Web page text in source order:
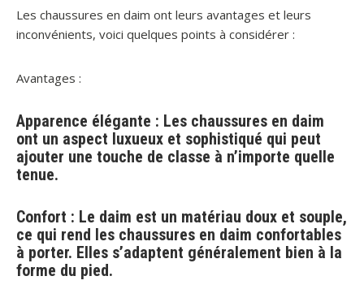
Les chaussures en daim ont leurs avantages et leurs
inconvénients, voici quelques points à considérer :
Avantages :
Apparence élégante : Les chaussures en daim
ont un aspect luxueux et sophistiqué qui peut
ajouter une touche de classe à n’importe quelle
tenue.
Confort : Le daim est un matériau doux et souple,
ce qui rend les chaussures en daim confortables
à porter. Elles s’adaptent généralement bien à la
forme du pied.